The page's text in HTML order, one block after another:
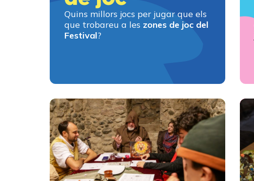
Quins millors jocs per jugar que els
que trobareu a les zones de joc del
Festival?